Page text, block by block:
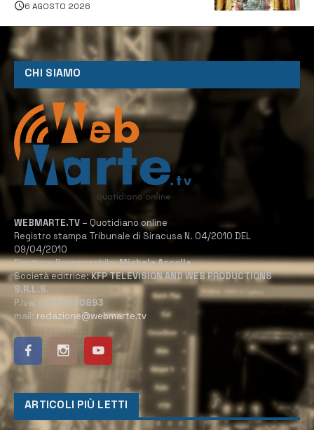
6 AGOSTO 2026
CHI SIAMO
WEBMARTE.TV – Quotidiano online
Registro stampa Tribunale di Siracusa N. 04/2010 DEL
09/04/2010
Direttore Responsabile:Michele Accolla
Società editrice:KFP TELEVISION AND WEB PRODUCTIONS
S.R.L.S.
P.Iva: 02184950893
mail: redazione@webmarte.tv
ARTICOLI PIÙ LETTI